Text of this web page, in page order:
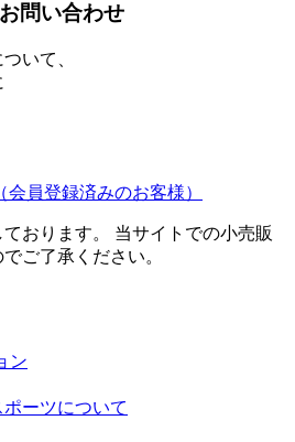
問い合わせ
いて、
（会員登録済みのお客様）
おります。 当サイトでの小売販
ご了承ください。
ン
ーツについて